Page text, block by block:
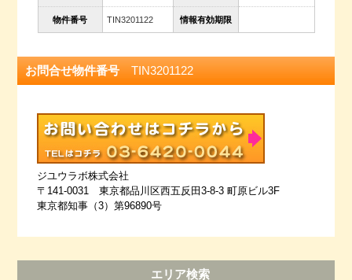
物件番号 TIN3201122 情報有効期限
お問合せ物件番号TIN3201122
ジユウラボ株式会社
〒141-0031 東京都品川区西五反田3-8-3 町原ビル3F
東京都知事（3）第96890号
エリア検索